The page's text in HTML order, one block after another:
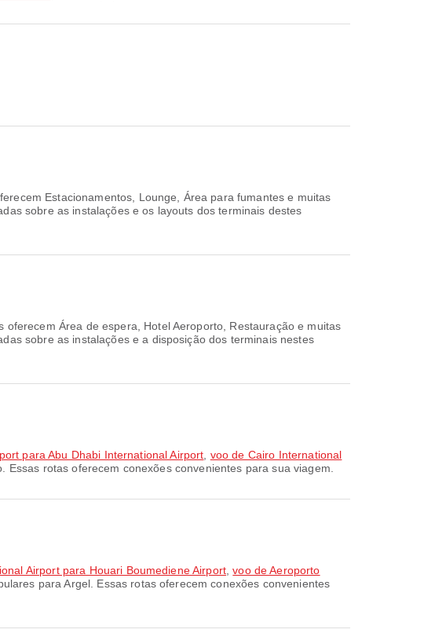
Estacionamentos, Lounge, Área para fumantes e muitas
sobre as instalações e os layouts dos terminais destes
Área de espera, Hotel Aeroporto, Restauração e muitas
sobre as instalações e a disposição dos terminais nestes
para Abu Dhabi International Airport voo de Cairo International
rotas oferecem conexões convenientes para sua viagem.
Airport para Houari Boumediene Airport ,voo de Aeroporto
para Argel. Essas rotas oferecem conexões convenientes